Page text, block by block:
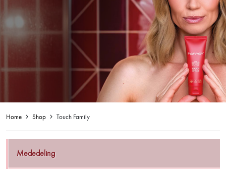
Home Shop Touch Family
Mededeling